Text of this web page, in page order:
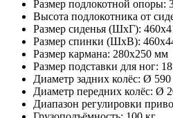
Размер подлокотной опоры:
Высота подлокотника от
Размер сиденья (ШxГ):
Размер спинки (ШxВ):
Размер кармана: 280x250 мм
Размер подставки для ног:
Диаметр задних колёс: Ø
Диаметр передних колёс: Ø
Диапазон регулировки